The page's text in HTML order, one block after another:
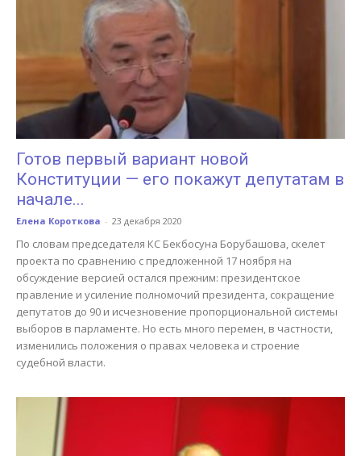
Готов первый вариант новой
Конституции — его покажут депутатам в
начале...
Елена Короткова - 23 декабря 2020
По словам председателя КС Бекбосуна Борубашова, скелет
проекта по сравнению с предложенной 17 ноября на
обсуждение версией остался прежним: президентское
правление и усиление полномочий президента, сокращение
депутатов до 90 и исчезновение пропорциональной системы
выборов в парламенте. Но есть много перемен, в частности,
изменились положения о правах человека и строение
судебной власти.